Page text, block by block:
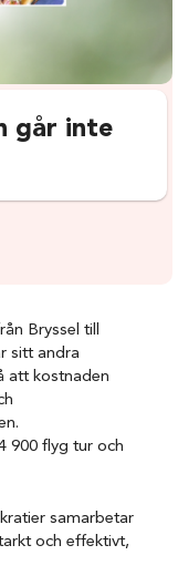
går inte
Bryssel till
sitt andra
att kostnaden
900 flyg tur och
samarbetar
och effektivt,